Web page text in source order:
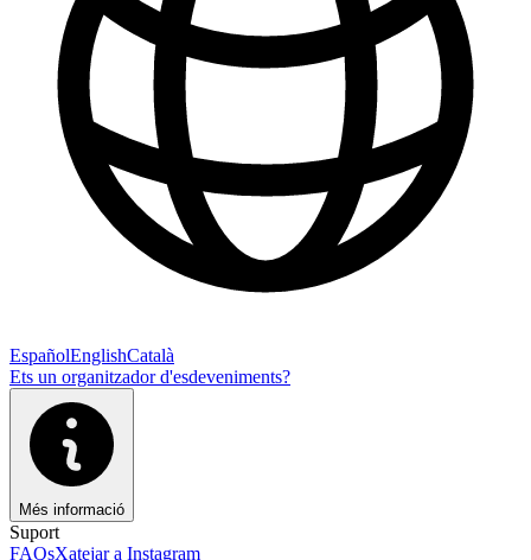
EspañolEnglishCatalà
Ets un organitzador d'esdeveniments?
Més informació
Suport
FAQsXatejar a Instagram